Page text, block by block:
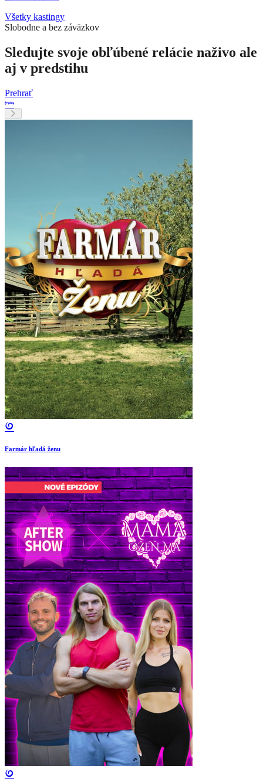
Všetky kastingy
Slobodne a bez záväzkov
Sledujte svoje obľúbené relácie naživo ale
aj v predstihu
Prehrať
Farmár hľadá ženu